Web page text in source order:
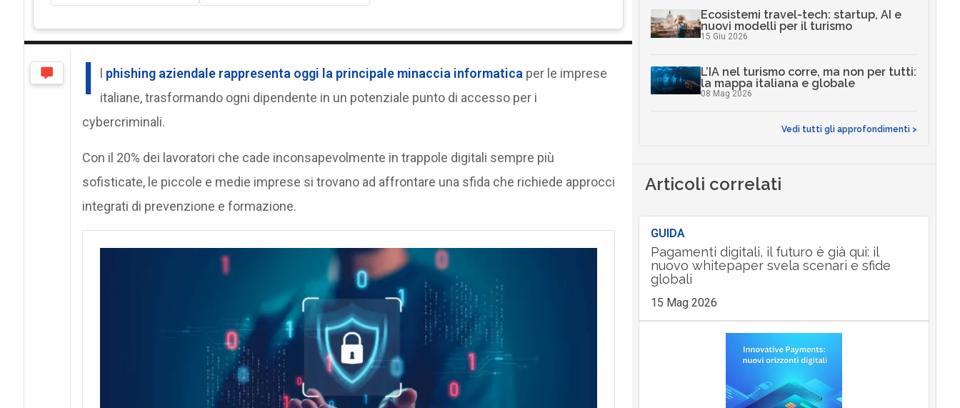
I phishing aziendalerappresenta oggi la principale minaccia informaticaper le imprese
italiane, trasformando ogni dipendente in un potenziale punto di accesso per i
cybercriminali.
Con il 20% dei lavoratori che cade inconsapevolmente in trappole digitali sempre più
sofisticate, le piccole e medie imprese si trovano ad affrontare una sfida che richiede approcci
integrati di prevenzione e formazione.
Ecosistemi travel-tech: startup, AI e
nuovi modelli per il turismo
15 Giu 2026
L’IA nel turismo corre, ma non per tutti:
la mappa italiana e globale
08 Mag 2026
Vedi tutti gli approfondimenti >
Articoli correlati
GUIDA
Pagamenti digitali, il futuro è già qui: il
nuovo whitepaper svela scenari e sfide
globali
15 Mag 2026